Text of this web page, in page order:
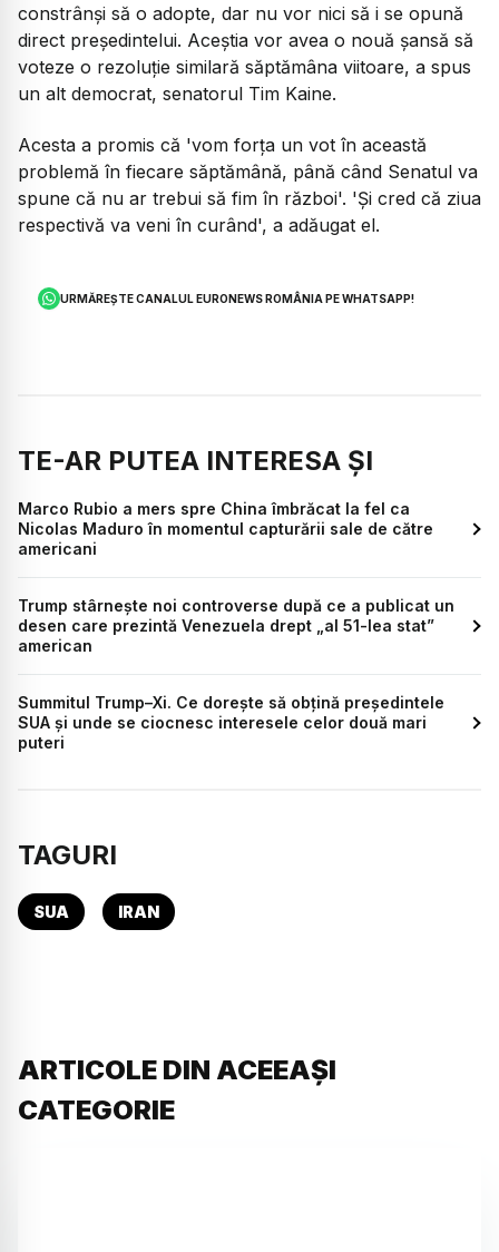
constrânși să o adopte, dar nu vor nici să i se opună
direct președintelui. Aceștia vor avea o nouă șansă să
voteze o rezoluție similară săptămâna viitoare, a spus
un alt democrat, senatorul Tim Kaine.
Acesta a promis că 'vom forța un vot în această
problemă în fiecare săptămână, până când Senatul va
spune că nu ar trebui să fim în război'. 'Și cred că ziua
respectivă va veni în curând', a adăugat el.
URMĂREȘTE CANALUL EURONEWS ROMÂNIA PE WHATSAPP!
TE-AR PUTEA INTERESA ȘI
Marco Rubio a mers spre China îmbrăcat la fel ca
Nicolas Maduro în momentul capturării sale de către
americani
Trump stârnește noi controverse după ce a publicat un
desen care prezintă Venezuela drept „al 51-lea stat”
american
Summitul Trump–Xi. Ce dorește să obțină președintele
SUA și unde se ciocnesc interesele celor două mari
puteri
TAGURI
SUA IRAN
ARTICOLE DIN ACEEAȘI
CATEGORIE